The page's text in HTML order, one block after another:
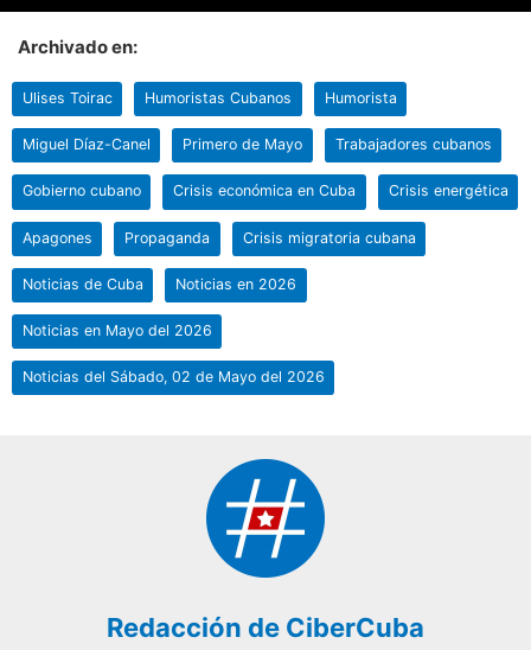
Archivado en:
Ulises Toirac Humoristas Cubanos Humorista
Miguel Díaz-Canel Primero de Mayo Trabajadores cubanos
Gobierno cubano Crisis económica en Cuba Crisis energética
Apagones Propaganda Crisis migratoria cubana
Noticias de Cuba Noticias en 2026
Noticias en Mayo del 2026
Noticias del Sábado, 02 de Mayo del 2026
Redacción de CiberCuba